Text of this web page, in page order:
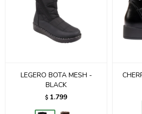
LEGERO BOTA MESH -
BLACK
$ 1.799